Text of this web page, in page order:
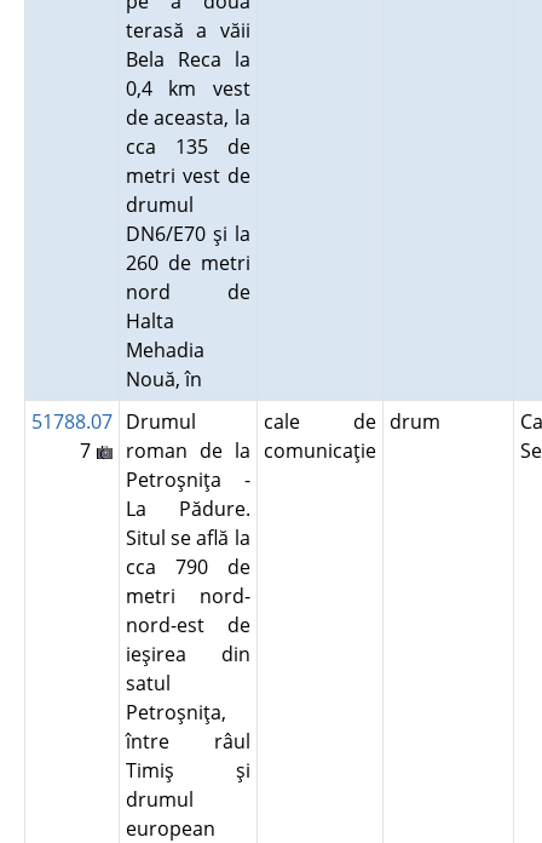
terasă a văii
Bela Reca la
0,4 km vest
de aceasta, la
cca 135 de
metri vest de
drumul
DN6/E70 şi la
260 de metri
nord de
Halta
Mehadia
Nouă, în
51788.07
7
Drumul
roman de la
Petroşniţa -
La Pădure.
Situl se află la
cca 790 de
metri nord-
nord-est de
ieşirea din
satul
Petroşniţa,
între râul
Timiş şi
drumul
european
cale de
comunicaţie
drum